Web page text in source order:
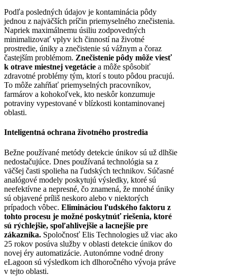
Podľa posledných údajov je kontaminácia pôdy
jednou z najväčších príčin priemyselného znečistenia.
Napriek maximálnemu úsiliu zodpovedných
minimalizovať vplyv ich činností na životné
prostredie, úniky a znečistenie sú vážnym a čoraz
častejším problémom. Znečistenie pôdy môže viesť
k otrave miestnej vegetácie a môže spôsobiť
zdravotné problémy tým, ktorí s touto pôdou pracujú.
To môže zahŕňať priemyselných pracovníkov,
farmárov a kohokoľvek, kto neskôr konzumuje
potraviny vypestované v blízkosti kontaminovanej
oblasti.
Inteligentná ochrana životného prostredia
Bežne používané metódy detekcie únikov sú už dlhšie
nedostačujúce. Dnes používaná technológia sa z
väčšej časti spolieha na ľudských technikov. Súčasné
analógové modely poskytujú výsledky, ktoré sú
neefektívne a nepresné, čo znamená, že mnohé úniky
sú objavené príliš neskoro alebo v niektorých
prípadoch vôbec. Elimináciou ľudského faktoru z
tohto procesu je možné poskytnúť riešenia, ktoré
sú rýchlejšie, spoľahlivejšie a lacnejšie pre
zákazníka. Spoločnosť Elis Technologies už viac ako
25 rokov posúva služby v oblasti detekcie únikov do
novej éry automatizácie. Autonómne vodné drony
eLagoon sú výsledkom ich dlhoročného vývoja práve
v tejto oblasti.